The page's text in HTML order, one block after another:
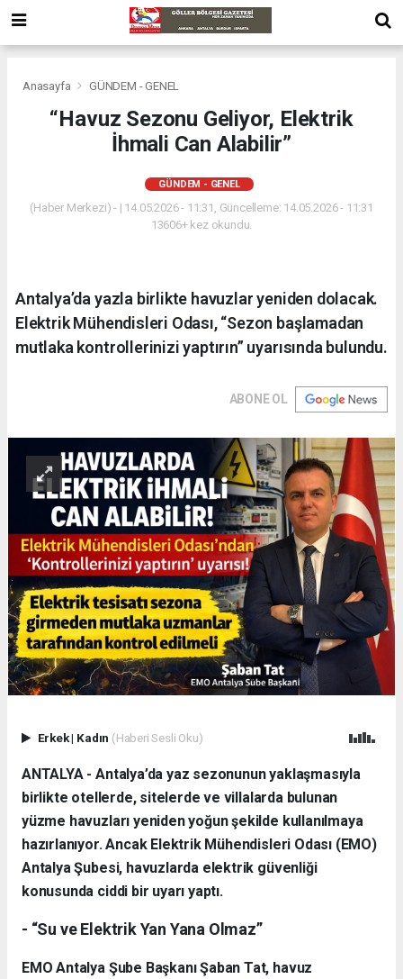
Anasayfa GÜNDEM - GENEL
“Havuz Sezonu Geliyor, Elektrik
İhmali Can Alabilir”
GÜNDEM - GENEL
(Haber Merkezi) - | 14.05.2026 - 11:31, Güncelleme: 14.05.2026 - 11:31
13606+ kez okundu.
Antalya’da yazla birlikte havuzlar yeniden dolacak.
Elektrik Mühendisleri Odası, “Sezon başlamadan
mutlaka kontrollerinizi yaptırın” uyarısında bulundu.
ABONE OL
Erkek| Kadın (Haberi Sesli Oku)
ANTALYA - Antalya’da yaz sezonunun yaklaşmasıyla
birlikte otellerde, sitelerde ve villalarda bulunan
yüzme havuzları yeniden yoğun şekilde kullanılmaya
hazırlanıyor. Ancak Elektrik Mühendisleri Odası (EMO)
Antalya Şubesi, havuzlarda elektrik güvenliği
konusunda ciddi bir uyarı yaptı.
- “Su ve Elektrik Yan Yana Olmaz”
EMO Antalya Şube Başkanı Şaban Tat, havuz